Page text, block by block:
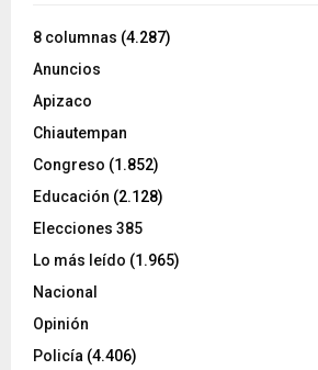
8 columnas (4.287)
Anuncios
Apizaco
Chiautempan
Congreso (1.852)
Educación (2.128)
Elecciones 385
Lo más leído (1.965)
Nacional
Opinión
Policía (4.406)